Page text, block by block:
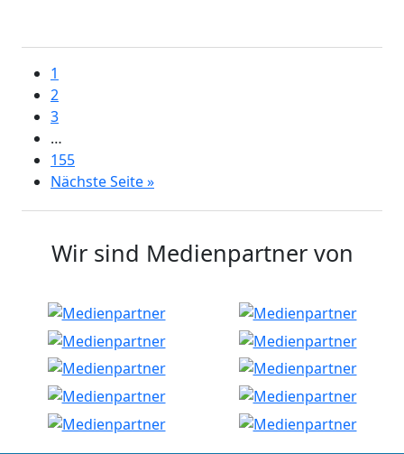
1
2
3
…
155
Nächste Seite »
Wir sind Medienpartner von